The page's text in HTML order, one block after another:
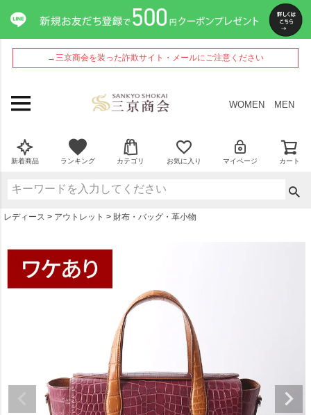
→三京商会を装った詐欺サイト・メールにご注意ください
WOMEN MEN
新着商品 ランキング カテゴリ お気に入り マイページ カート
レディース アウトレット 財布・バッグ・革小物
ペー
ジト
ップ
へ